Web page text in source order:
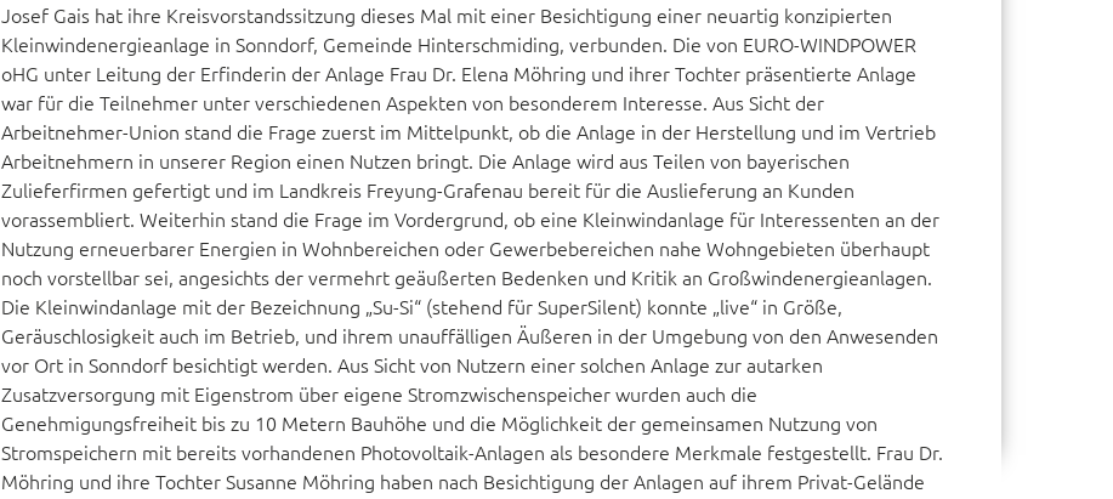
Josef Gais hat ihre Kreisvorstandssitzung dieses Mal mit einer Besichtigung einer neuartig konzipierten
Kleinwindenergieanlage in Sonndorf, Gemeinde Hinterschmiding, verbunden. Die von EURO-WINDPOWER
oHG unter Leitung der Erfinderin der Anlage Frau Dr. Elena Möhring und ihrer Tochter präsentierte Anlage
war für die Teilnehmer unter verschiedenen Aspekten von besonderem Interesse. Aus Sicht der
Arbeitnehmer-Union stand die Frage zuerst im Mittelpunkt, ob die Anlage in der Herstellung und im Vertrieb
Arbeitnehmern in unserer Region einen Nutzen bringt. Die Anlage wird aus Teilen von bayerischen
Zulieferfirmen gefertigt und im Landkreis Freyung-Grafenau bereit für die Auslieferung an Kunden
vorassembliert. Weiterhin stand die Frage im Vordergrund, ob eine Kleinwindanlage für Interessenten an der
Nutzung erneuerbarer Energien in Wohnbereichen oder Gewerbebereichen nahe Wohngebieten überhaupt
noch vorstellbar sei, angesichts der vermehrt geäußerten Bedenken und Kritik an Großwindenergieanlagen.
Die Kleinwindanlage mit der Bezeichnung „Su-Si“ (stehend für SuperSilent) konnte „live“ in Größe,
Geräuschlosigkeit auch im Betrieb, und ihrem unauffälligen Äußeren in der Umgebung von den Anwesenden
vor Ort in Sonndorf besichtigt werden. Aus Sicht von Nutzern einer solchen Anlage zur autarken
Zusatzversorgung mit Eigenstrom über eigene Stromzwischenspeicher wurden auch die
Genehmigungsfreiheit bis zu 10 Metern Bauhöhe und die Möglichkeit der gemeinsamen Nutzung von
Stromspeichern mit bereits vorhandenen Photovoltaik-Anlagen als besondere Merkmale festgestellt. Frau Dr.
Möhring und ihre Tochter Susanne Möhring haben nach Besichtigung der Anlagen auf ihrem Privat-Gelände